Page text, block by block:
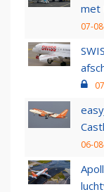
met
07-
06-